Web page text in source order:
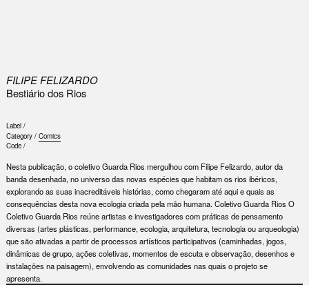
FILIPE FELIZARDO
Bestiário dos Rios
Label /
Category / Comics
Code /
Nesta publicação, o coletivo Guarda Rios mergulhou com Filipe Felizardo, autor da
banda desenhada, no universo das novas espécies que habitam os rios ibéricos,
explorando as suas inacreditáveis histórias, como chegaram até aqui e quais as
consequências desta nova ecologia criada pela mão humana. Coletivo Guarda Rios O
Coletivo Guarda Rios reúne artistas e investigadores com práticas de pensamento
diversas (artes plásticas, performance, ecologia, arquitetura, tecnologia ou arqueologia)
que são ativadas a partir de processos artísticos participativos (caminhadas, jogos,
dinâmicas de grupo, ações coletivas, momentos de escuta e observação, desenhos e
instalações na paisagem), envolvendo as comunidades nas quais o projeto se
apresenta.